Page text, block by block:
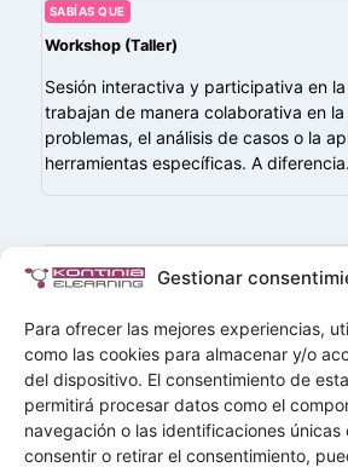
Gestionar
Para ofrecer las mejores experiencias,
como las cookies para almacenar y/o
del dispositivo. El consentimiento de
permitirá procesar datos como el
navegación o las identificaciones únicas
consentir o retirar el consentimiento,
SABÍAS QUE
Workshop (Taller)
Sesión interactiva y participativa en
trabajan de manera colaborativa en
problemas, el análisis de casos o la
herramientas específicas. A
¿Cómo atraer la atención del alumnado?
Algunas de las estrategias que el/la
seguir a la hora de captar la atención
alumnas son:
Buscar